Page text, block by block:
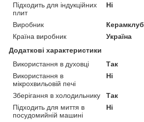
Підходить для індукційних
плит
Ні
Виробник
Керамклуб
Країна виробник
Україна
Додаткові характеристики
Використання в духовці
Так
Використання в
мікрохвильовій печі
Ні
Зберігання в холодильнику
Так
Підходить для миття в
посудомийній машині
Ні